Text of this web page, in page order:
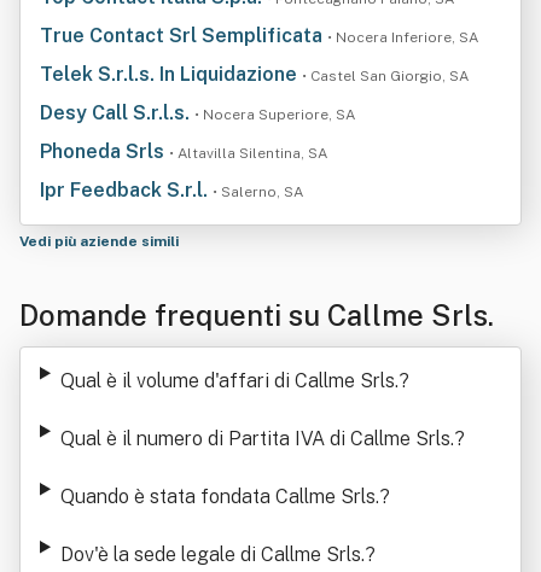
True Contact Srl Semplificata • Nocera Inferiore, SA
Telek S.r.l.s. In Liquidazione • Castel San Giorgio, SA
Desy Call S.r.l.s. • Nocera Superiore, SA
Phoneda Srls • Altavilla Silentina, SA
Ipr Feedback S.r.l. • Salerno, SA
Vedi più aziende simili
Domande frequenti su Callme Srls.
Qual è il volume d'affari di Callme Srls.?
Qual è il numero di Partita IVA di Callme Srls.?
Quando è stata fondata Callme Srls.?
Dov'è la sede legale di Callme Srls.?